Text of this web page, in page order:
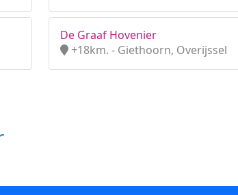
De Graaf Hovenier
+18km. - Giethoorn, Overijssel